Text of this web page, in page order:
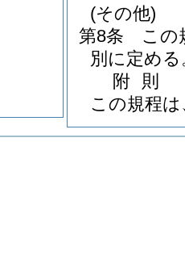
(その他)
第8条
この
別に定める
附 則
この規程